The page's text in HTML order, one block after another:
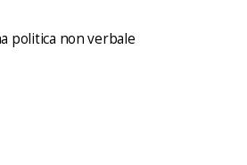
politica non verbale